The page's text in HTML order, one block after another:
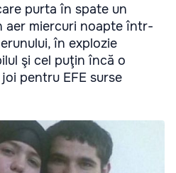
purta în spate un
aer miercuri noapte într-
în explozie
şi cel puţin încă o
pentru EFE surse